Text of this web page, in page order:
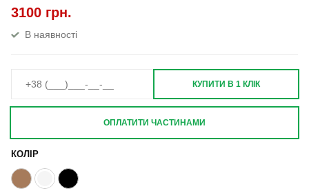
3100 грн.
В наявності
КОЛІР
КУПИТИ В 1 КЛІК
ОПЛАТИТИ ЧАСТИНАМИ